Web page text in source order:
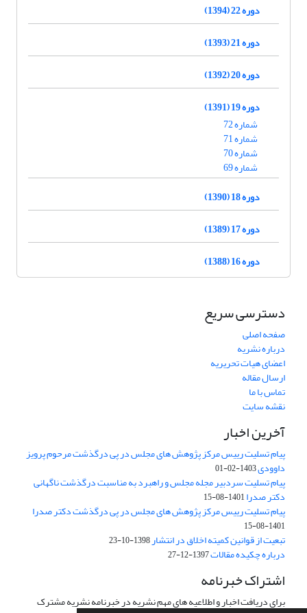
دوره 22 (1394)
دوره 21 (1393)
دوره 20 (1392)
دوره 19 (1391)
شماره 72
شماره 71
شماره 70
شماره 69
دوره 18 (1390)
دوره 17 (1389)
دوره 16 (1388)
دسترسی سریع
صفحه اصلی
درباره نشریه
اعضای هیات تحریریه
ارسال مقاله
تماس با ما
نقشه سایت
آخرین اخبار
پیام تسلیت رییس مرکز پژوهش های مجلس در پی درگذشت مرحوم پرویز
داوودی1403-02-01
پیام تسلیت سردبیر مجله مجلس و راهبرد به مناسبت درگذشت ناگهانی
دکتر صدرا1401-08-15
پیام تسلیت رییس مرکز پژوهش های مجلس در پی درگذشت دکتر صدرا
1401-08-15
تبعیت از قوانین کمیته اخلاق در انتشار1398-10-23
درباره چکیده مقالات1397-12-27
اشتراک خبرنامه
برای دریافت اخبار و اطلاعیه های مهم نشریه در خبرنامه نشریه مشترک